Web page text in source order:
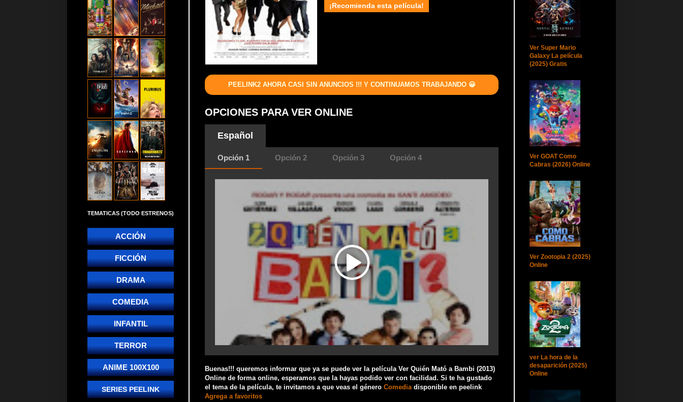
¡Recomienda esta película!
PEELINK2 AHORA CASI SIN ANUNCIOS !!! Y CONTINUAMOS TRABAJANDO 😀
OPCIONES PARA VER ONLINE
Español
Opción 1 Opción 2 Opción 3 Opción 4
Buenas!!! queremos informar que ya se puede ver la película Ver Quién Mató a Bambi (2013)
Online de forma online, esperamos que la hayas podido ver con facilidad. Si te ha gustado
el tema de la película, te invitamos a que veas el género Comediadisponible en peelink
Agrega a favoritos
TEMATICAS (TODO ESTRENOS)
ACCIÓN
FICCIÓN
DRAMA
COMEDIA
INFANTIL
TERROR
ANIME 100X100
SERIES PEELINK
Ver Super Mario
Galaxy La película
(2025) Gratis
Ver GOAT Como
Cabras (2026) Online
Ver Zootopia 2 (2025)
Online
ver La hora de la
desaparición (2025)
Online